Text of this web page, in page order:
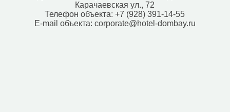
Источник (1)
Перевал (3)
Карачаевская ул., 72
Телефон объекта:+7 (928) 391-14-55
E-mail объекта: corporate@hotel-dombay.ru